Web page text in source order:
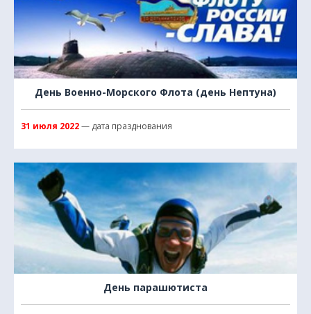
День Военно-Морского Флота (день Нептуна)
31 июля 2022— дата празднования
День парашютиста